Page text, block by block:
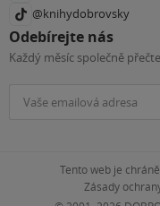
@knihydobrovsky
Odebírejte nás
Každý měsíc společně
Tento web je
Zásady